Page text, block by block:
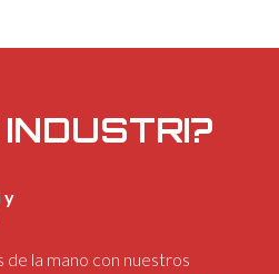
y
de la mano con nuestros